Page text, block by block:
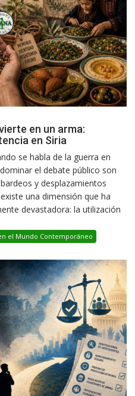
en un arma:
en Siria
se habla de la guerra en
el debate público son
y desplazamientos
una dimensión que ha
devastadora: la utilización
el Mundo Contemporáneo